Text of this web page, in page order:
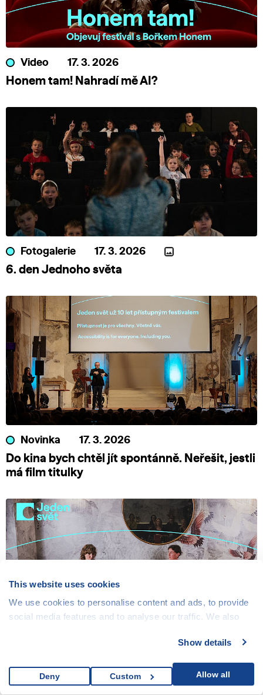
This website uses cookies
We use cookies to personalise content and ads, to provide
social media features and to analyse our traffic. We also
media, advertising and analytics partners who may
them or that they’ve collected from your use of their
services.
Show details
Allow all
Custom
Deny
Video 17. 3. 2026
Honem tam! Nahradí mě AI?
Fotogalerie 17. 3. 2026
6. den Jednoho světa
Novinka 17. 3. 2026
Do kina bych chtěl jít spontánně. Neřešit, jestli
má film titulky
Podcast Hlas Heroine Live: V první linii
ochrany přírody s psovodkou Klárou
Hlubockou